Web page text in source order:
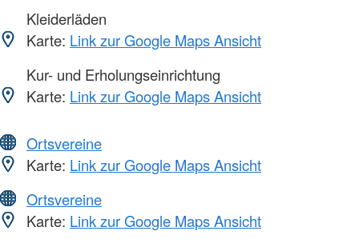
Kleiderläden
Karte: Link zur Google Maps Ansicht
Kur- und Erholungseinrichtung
Karte: Link zur Google Maps Ansicht
Ortsvereine
Karte: Link zur Google Maps Ansicht
Ortsvereine
Karte: Link zur Google Maps Ansicht